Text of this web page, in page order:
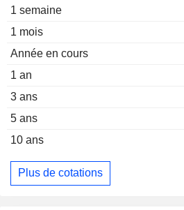
1 semaine
1 mois
Année en cours
1 an
3 ans
5 ans
10 ans
Plus de cotations